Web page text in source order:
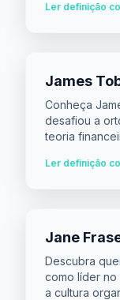
Ler definição
James
Conheça
desafiou a
teoria
Ler definição
Jane
Descubra
como líder no
a cultura